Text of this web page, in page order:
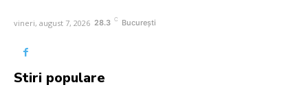
vineri, august 7, 2026 28.3 C București
Stiri populare